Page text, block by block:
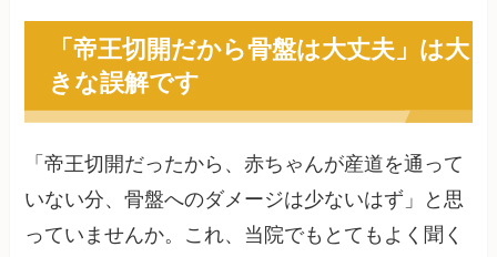
「帝王切開だから骨盤は大丈夫」は大
きな誤解です
「帝王切開だったから、赤ちゃんが産道を通って
いない分、骨盤へのダメージは少ないはず」と思
っていませんか。これ、当院でもとてもよく聞く